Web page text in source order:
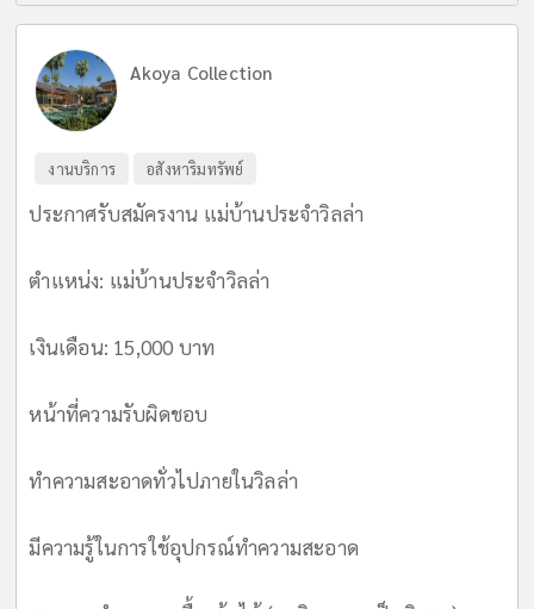
Akoya Collection
งานบริการ อสังหาริมทรัพย์
ประกาศรับสมัครงาน แม่บ้านประจำวิลล่า
ตำแหน่ง: แม่บ้านประจำวิลล่า
เงินเดือน: 15,000 บาท
หน้าที่ความรับผิดชอบ
ทำความสะอาดทั่วไปภายในวิลล่า
มีความรู้ในการใช้อุปกรณ์ทำความสะอาด